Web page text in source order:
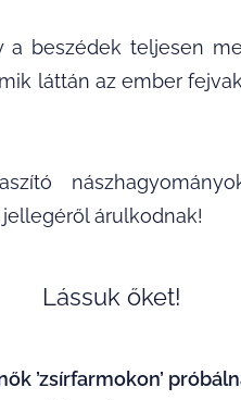
a beszédek teljesen
láttán az ember
árulkodnak!
Lássuk őket!
’zsírfarmokon’